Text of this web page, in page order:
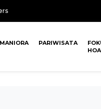
PARIWISATA